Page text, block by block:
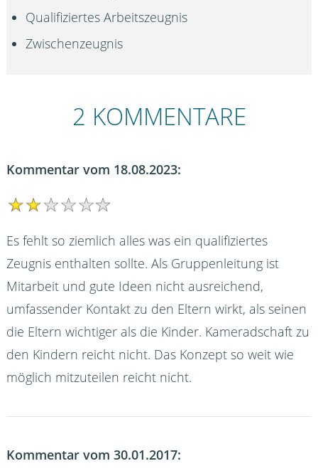
Qualifiziertes Arbeitszeugnis
Zwischenzeugnis
2 KOMMENTARE
Kommentar vom 18.08.2023:
Es fehlt so ziemlich alles was ein qualifiziertes
Zeugnis enthalten sollte. Als Gruppenleitung ist
Mitarbeit und gute Ideen nicht ausreichend,
umfassender Kontakt zu den Eltern wirkt, als seinen
die Eltern wichtiger als die Kinder. Kameradschaft zu
den Kindern reicht nicht. Das Konzept so weit wie
möglich mitzuteilen reicht nicht.
Kommentar vom 30.01.2017: